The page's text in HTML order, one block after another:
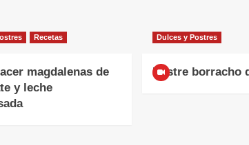
Recetas
magdalenas de
y leche
Dulces y Postres
Postre borracho